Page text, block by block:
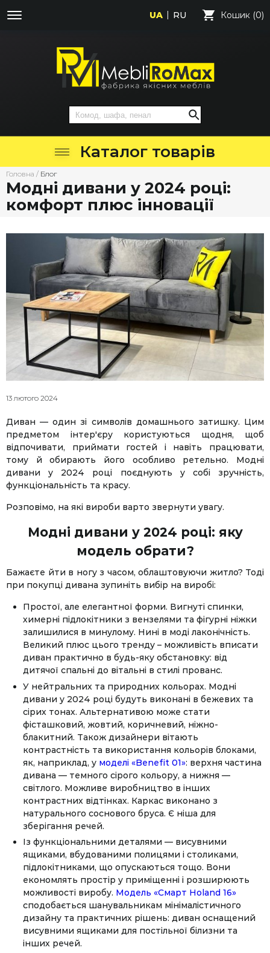
UA RU Кошик (0)
Каталог товарів
Головна / Блог
Модні дивани у 2024 році:
комфорт плюс інновації
13 лютого 2024
Диван — один зі символів домашнього затишку. Цим
предметом інтер'єру користуються щодня, щоб
відпочивати, приймати гостей і навіть працювати,
тому й обирають його особливо ретельно. Модні
дивани у 2024 році поєднують у собі зручність,
функціональність та красу.
Розповімо, на які вироби варто звернути увагу.
Модні дивани у 2024 році: яку
модель обрати?
Бажаєте йти в ногу з часом, облаштовуючи житло? Тоді
при покупці дивана зупиніть вибір на виробі:
Простої, але елегантної форми. Вигнуті спинки,
химерні підлокітники з вензелями та фігурні ніжки
залишилися в минулому. Нині в моді лаконічність.
Великий плюс цього тренду – можливість вписати
диван практично в будь-яку обстановку: від
дитячої спальні до вітальні в стилі прованс.
У нейтральних та природних кольорах. Модні
дивани у 2024 році будуть виконані в бежевих та
сірих тонах. Альтернативою може стати
фісташковий, жовтий, коричневий, ніжно-
блакитний. Також дизайнери вітають
контрастність та використання кольорів блоками,
як, наприклад, у моделі «Benefit 01»: верхня частина
дивана — темного сірого кольору, а нижня —
світлого. Можливе виробництво в інших
контрастних відтінках. Каркас виконано з
натурального соснового бруса. Є ніша для
зберігання речей.
Із функціональними деталями — висувними
ящиками, вбудованими полицями і столиками,
підлокітниками, що опускаються тощо. Вони
економлять простір у приміщенні і розширюють
можливості виробу. Модель «Cмарт Holand 16»
сподобається шанувальникам мінімалістичного
дизайну та практичних рішень: диван оснащений
висувними ящиками для постільної білизни та
інших речей.